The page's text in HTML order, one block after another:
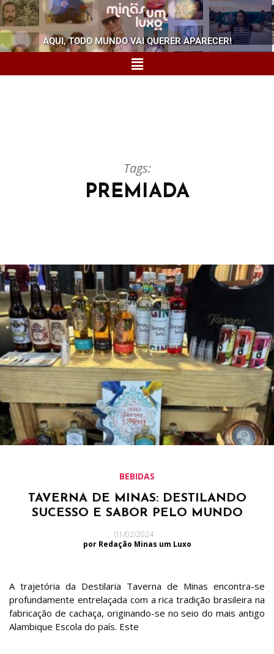
AQUI, TODO MUNDO VAI QUERER APARECER!
Tags:
PREMIADA
BEBIDAS
TAVERNA DE MINAS: DESTILANDO
SUCESSO E SABOR PELO MUNDO
01/02/2024
por Redação Minas um Luxo
A trajetória da Destilaria Taverna de Minas encontra-se
profundamente entrelaçada com a rica tradição brasileira na
fabricação de cachaça, originando-se no seio do mais antigo
Alambique Escola do país. Este